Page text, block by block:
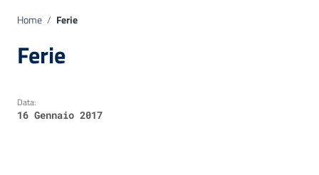
Home / Ferie
Ferie
Data:
16 Gennaio 2017